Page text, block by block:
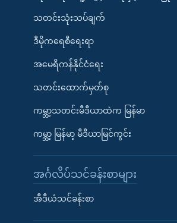
သတင်းသုံးသပ်ချက်
ဒီမိုကရေစီရေးရာ
အမေရိကန်နိုင်ငံရေး
သတင်းထောက်မှတ်စု
ကမ္ဘာ့သတင်းမီဒီယာထဲက မြန်မာ
ကမ္ဘာ့ မြန်မာ့ မီဒီယာမြင်ကွင်း
အင်္ဂလိပ်သင်ခန်းစာများ
အီဒီယံသင်ခန်းစာ